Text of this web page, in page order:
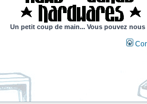
Un petit coup de main... Vous pouvez